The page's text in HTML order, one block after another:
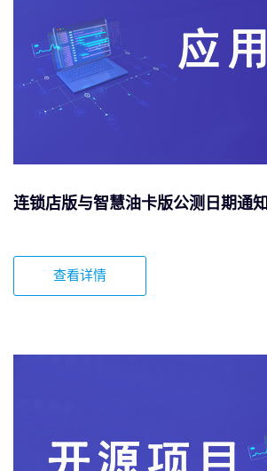
连锁店版与智慧油卡版公测日期通知
查看详情